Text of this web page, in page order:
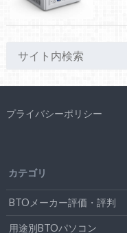
プライバシーポリシー
カテゴリ
BTOメーカー評価・評判
用途別BTOパソコン